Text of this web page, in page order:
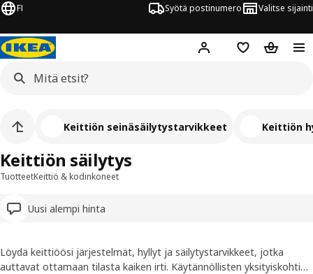
FI Syötä postinumero Valitse sijainti
Hej! Kirjaudu sisään
Suosikit
TuotteetKeittiö & kodinkoneet
Uusi alempi hinta
Keittiön säilytys
Keittiön seinäsäilytystarvikkeet Keittiön
Löydä keittiöösi järjestelmät, hyllyt ja säilytystarvikkeet, jotka
auttavat ottamaan tilasta kaiken irti. Käytännöllisten yksityiskohtien